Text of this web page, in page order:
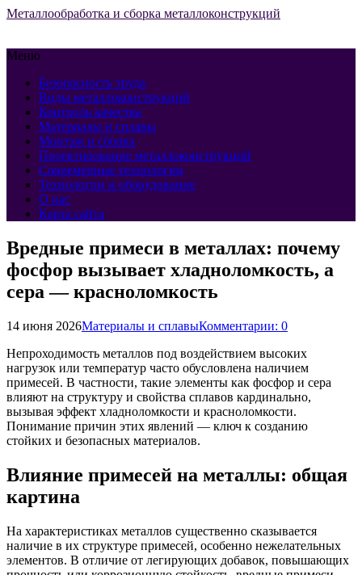
Металлообработка и сборка металлоконструкций
Меню
Безопасность труда
Виды металлоконструкций
Контроль качества
Материалы и сплавы
Монтаж и сборка
Проектирование металлоконструкций
Современные технологии
Технологии и оборудование
О нас
Карта сайта
Вредные примеси в металлах: почему
фосфор вызывает хладноломкость, а
сера — красноломкость
14 июня 2026Материалы и сплавыКомментарии: 0
Непроходимость металлов под воздействием высоких
нагрузок или температур часто обусловлена наличием
примесей. В частности, такие элементы как фосфор и сера
влияют на структуру и свойства сплавов кардинально,
вызывая эффект хладноломкости и красноломкости.
Понимание причин этих явлений — ключ к созданию
стойких и безопасных материалов.
Влияние примесей на металлы: общая
картина
На характеристиках металлов существенно сказывается
наличие в их структуре примесей, особенно нежелательных
элементов. В отличие от легирующих добавок, повышающих